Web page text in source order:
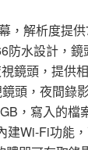
，解析度提
防水設計，
鏡頭，提供
頭，夜間錄
，寫入的檔
建Wi-Fi功能